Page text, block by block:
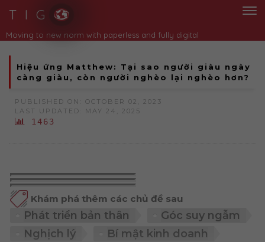
T I G
Moving to new norm with paperless and fully digital
Hiệu ứng Matthew: Tại sao người giàu ngày
càng giàu, còn người nghèo lại nghèo hơn?
PUBLISHED ON: OCTOBER 02, 2023
LAST UPDATED: MAY 24, 2025
1463
Khám phá thêm các chủ đề sau
Phát triển bản thân
Góc suy ngẫm
Nghịch lý
Bí mật kinh doanh